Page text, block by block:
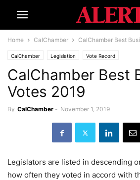
Home CalChamber CalChamber Best
CalChamber Legislation Vote Record
CalChamber Best
Votes 2019
By CalChamber - November 1, 2019
Legislators are listed in descending
how often they voted in accord with